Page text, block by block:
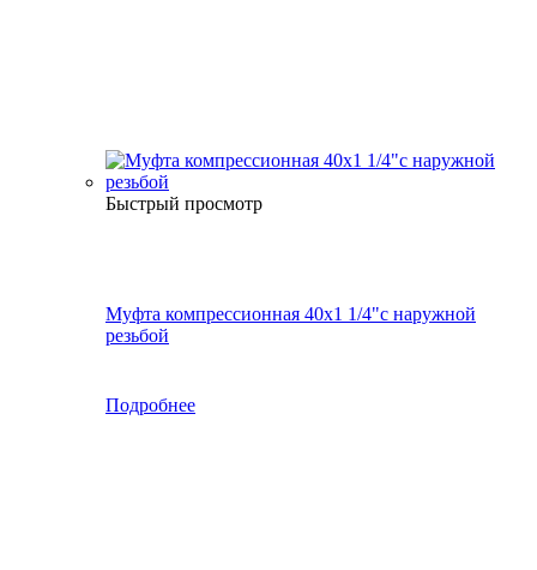
Быстрый просмотр
Муфта компрессионная 40х1 1/4"с наружной
резьбой
Подробнее